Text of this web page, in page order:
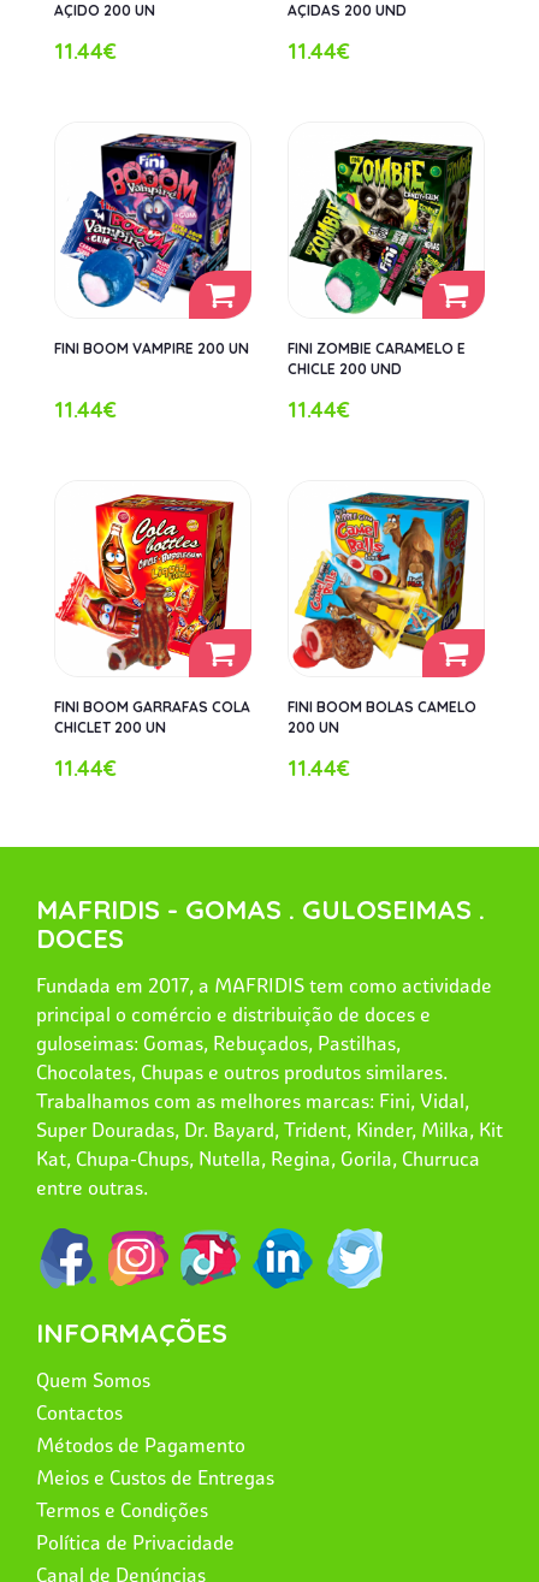
AÇIDO 200 UN
11.44€
AÇIDAS 200 UND
11.44€
FINI BOOM VAMPIRE 200 UN
11.44€
FINI ZOMBIE CARAMELO E
CHICLE 200 UND
11.44€
FINI BOOM GARRAFAS COLA
CHICLET 200 UN
11.44€
FINI BOOM BOLAS CAMELO
200 UN
11.44€
MAFRIDIS - GOMAS . GULOSEIMAS .
DOCES
Fundada em 2017, a MAFRIDIS tem como actividade
principal o comércio e distribuição de doces e
guloseimas: Gomas, Rebuçados, Pastilhas,
Chocolates, Chupas e outros produtos similares.
Trabalhamos com as melhores marcas: Fini, Vidal,
Super Douradas, Dr. Bayard, Trident, Kinder, Milka, Kit
Kat, Chupa-Chups, Nutella, Regina, Gorila, Churruca
entre outras.
INFORMAÇÕES
Quem Somos
Contactos
Métodos de Pagamento
Meios e Custos de Entregas
Termos e Condições
Política de Privacidade
Canal de Denúncias